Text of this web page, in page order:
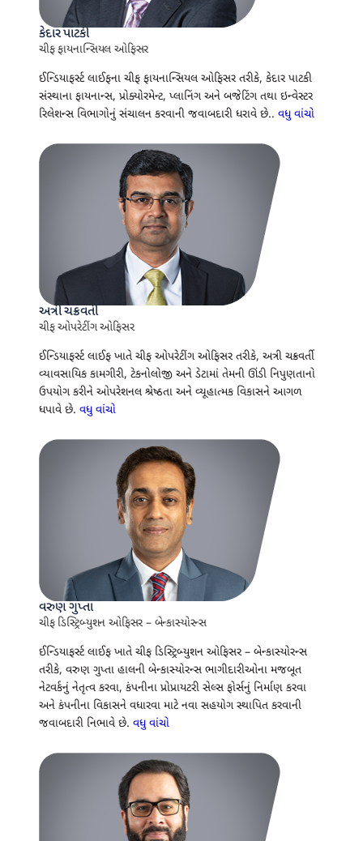
કેદાર પાટકી
ચીફ ફાયનાન્સિયલ ઓફિસર
ઈન્ડિયાફર્સ્ટ લાઈફના ચીફ ફાયનાન્સિયલ ઓફિસર તરીકે, કેદાર પાટકી
સંસ્થાના ફાયનાન્સ, પ્રોક્યોરમેન્ટ, પ્લાનિંગ અને બજેટિંગ તથા ઇન્વેસ્ટર
રિલેશન્સ વિભાગોનું સંચાલન કરવાની જવાબદારી ધરાવે છે.. વધુ વાંચો
અત્રી ચક્રવર્તી
ચીફ ઓપરેટીંગ ઓફિસર
ઈન્ડિયાફર્સ્ટ લાઈફ ખાતે ચીફ ઓપરેટીંગ ઓફિસર તરીકે, અત્રી ચક્રવર્તી
વ્યાવસાયિક કામગીરી, ટેકનોલોજી અને ડેટામાં તેમની ઊંડી નિપુણતાનો
ઉપયોગ કરીને ઓપરેશનલ શ્રેષ્ઠતા અને વ્યૂહાત્મક વિકાસને આગળ
ધપાવે છે. વધુ વાંચો
વરુણ ગુપ્તા
ચીફ ડિસ્ટ્રિબ્યુશન ઓફિસર – બેન્કાસ્યોરન્સ
ઈન્ડિયાફર્સ્ટ લાઈફ ખાતે ચીફ ડિસ્ટ્રિબ્યુશન ઓફિસર – બેન્કાસ્યોરન્સ
તરીકે, વરુણ ગુપ્તા હાલની બેન્કાસ્યોરન્સ ભાગીદારીઓના મજબૂત
નેટવર્કનું નેતૃત્વ કરવા, કંપનીના પ્રોપ્રાયટરી સેલ્સ ફોર્સનું નિર્માણ કરવા
અને કંપનીના વિકાસને વધારવા માટે નવા સહયોગ સ્થાપિત કરવાની
જવાબદારી નિભાવે છે. વધુ વાંચો